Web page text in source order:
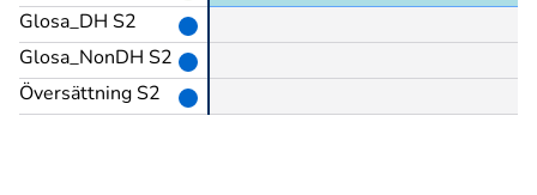
Glosa_DH S2
Glosa_NonDH S2
Översättning S2